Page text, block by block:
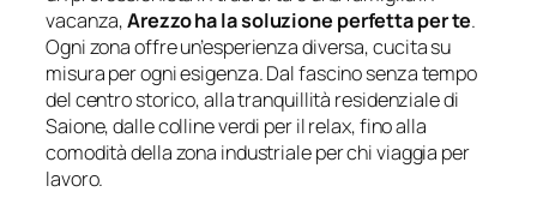
vacanza,Arezzo ha la soluzione perfetta per te.
Ogni zona offre un’esperienza diversa, cucita su
misura per ogni esigenza. Dal fascino senza tempo
del centro storico, alla tranquillità residenziale di
Saione, dalle colline verdi per il relax, fino alla
comodità della zona industriale per chi viaggia per
lavoro.